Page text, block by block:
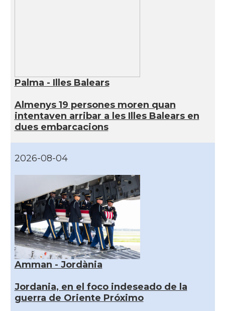
Palma - Illes Balears
Almenys 19 persones moren quan
intentaven arribar a les Illes Balears en
dues embarcacions
2026-08-04
Amman - Jordània
Jordania, en el foco indeseado de la
guerra de Oriente Próximo